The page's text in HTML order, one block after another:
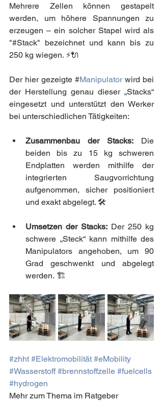
Mehrere Zellen können gestapelt
werden, um höhere Spannungen zu
erzeugen – ein solcher Stapel wird als
"#Stack" bezeichnet und kann bis zu
250 kg wiegen. ⚡🔌
Der hier gezeigte #Manipulator wird bei
der Herstellung genau dieser „Stacks“
eingesetzt und unterstützt den Werker
bei unterschiedlichen Tätigkeiten:
Zusammenbau der Stacks: Die
beiden bis zu 15 kg schweren
Endplatten werden mithilfe der
integrierten Saugvorrichtung
aufgenommen, sicher positioniert
und exakt abgelegt. 🛠️
Umsetzen der Stacks: Der 250 kg
schwere „Steck“ kann mithilfe des
Manipulators angehoben, um 90
Grad geschwenkt und abgelegt
werden. 🏗️
#zhht #Elektromobilität #eMobility
#Wasserstoff #brennstoffzelle #fuelcells
#hydrogen
Mehr zum Thema im Ratgeber